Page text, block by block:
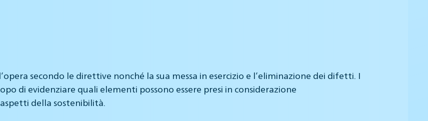
secondo le direttive nonché la sua messa in esercizio e l’eliminazione dei difetti. I
di evidenziare quali elementi possono essere presi in considerazione
della sostenibilità.